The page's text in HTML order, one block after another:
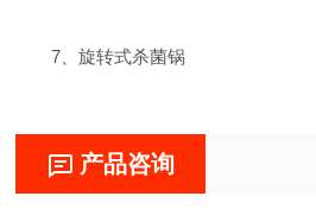
7、旋转式杀菌锅
产品咨询